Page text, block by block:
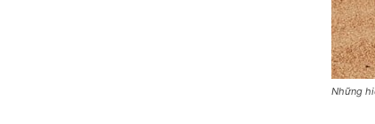
Những